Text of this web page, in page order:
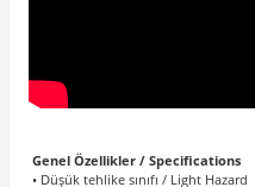
Genel Özellikler / Specifications
• Düşük tehlike sınıfı / Light Hazard